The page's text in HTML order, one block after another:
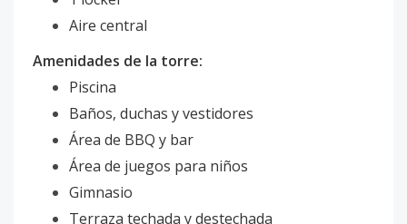
Aire central
Amenidades de la torre:
Piscina
Baños, duchas y vestidores
Área de BBQ y bar
Área de juegos para niños
Gimnasio
Terraza techada y destechada